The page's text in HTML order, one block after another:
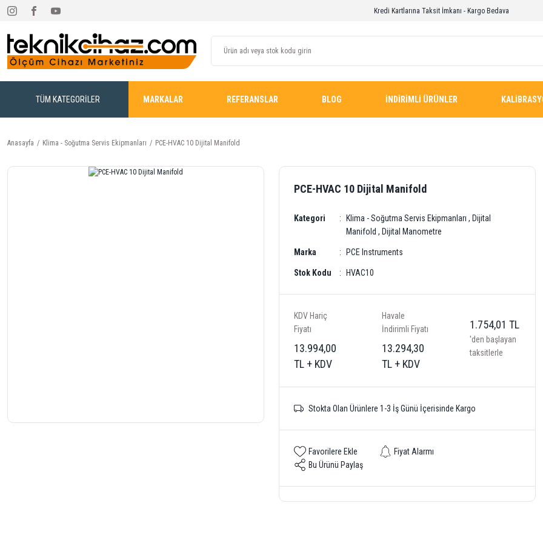
Kredi Kartlarına Taksit İmkanı - Kargo Bedava
TÜM KATEGORİLER MARKALAR REFERANSLAR BLOG İNDİRİMLİ ÜRÜNLER
Anasayfa Klima - Soğutma Servis Ekipmanları PCE-HVAC 10 Dijital Manifold
PCE-HVAC 10 Dijital Manifold
Kategori Klima - Soğutma Servis Ekipmanları , Dijital
Manifold , Dijital Manometre
Marka PCE Instruments
Stok Kodu HVAC10
KDV Hariç
Fiyatı
13.994,00
TL + KDV
Havale
İndirimli Fiyatı
13.294,30
TL + KDV
1.754,01 TL
'den başlayan
taksitlerle
Stokta Olan Ürünlere 1-3 İş Günü İçerisinde Kargo
Fiyat Alarmı
Bu Ürünü Paylaş